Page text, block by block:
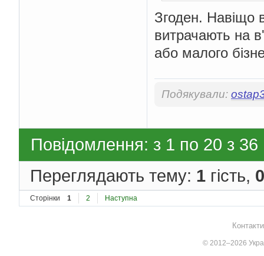
Згоден. Навіщо
витрачають на
або малого
Подякували:
Повідомлення: з 1 по 20 з 36
Переглядають тему: 1 гість, 0
Сторінки 1 2 Наступна
© 2012–2026